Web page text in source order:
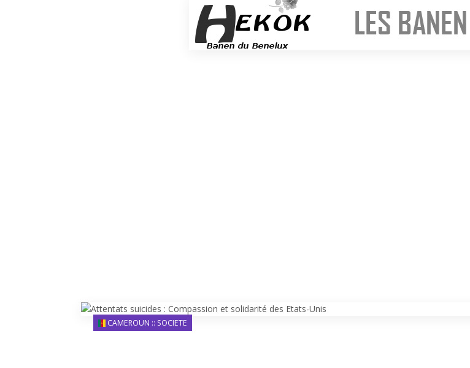
CAMEROUN :: SOCIETE